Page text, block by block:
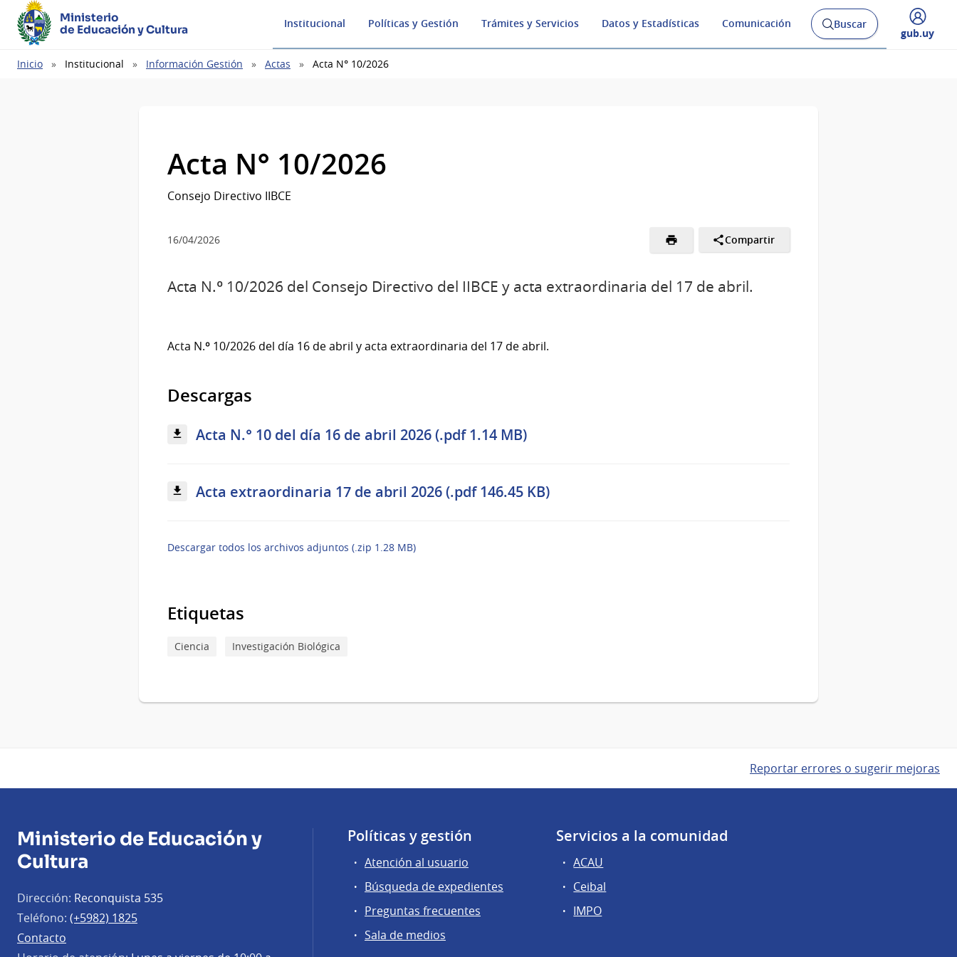
Ministerio
de Educación y Cultura
Institucional Políticas y Gestión Trámites y Servicios Datos y Estadísticas Comunicación
Abrir
buscador
Buscar
Desplegar
gub.uy
Ruta
Inicio Institucional Información Gestión Actas Acta N° 10/2026
Acta N° 10/2026
Consejo Directivo IIBCE
16/04/2026 Compartir
Acta N.º 10/2026 del Consejo Directivo del IIBCE y acta extraordinaria del 17 de abril.
Acta N.º 10/2026 del día 16 de abril y acta extraordinaria del 17 de abril.
Descargas
Acta N.° 10 del día 16 de abril 2026 (.pdf 1.14 MB)
Acta extraordinaria 17 de abril 2026 (.pdf 146.45 KB)
Descargar todos los archivos adjuntos (.zip 1.28 MB)
Etiquetas
Ciencia Investigación Biológica
Reportar errores o sugerir mejoras
Ministerio de Educación y
Cultura
Dirección: Reconquista 535
Teléfono: (+5982) 1825
Contacto
Políticas y gestión
Atención al usuario
Búsqueda de expedientes
Preguntas frecuentes
Sala de medios
Servicios a la comunidad
ACAU
Ceibal
IMPO